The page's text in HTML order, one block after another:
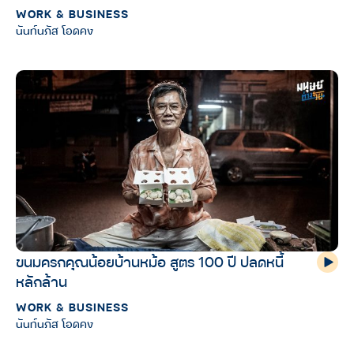
WORK & BUSINESS
นันท์นภัส โอดคง
ขนมครกคุณน้อยบ้านหม้อ สูตร 100 ปี ปลดหนี้
หลักล้าน
WORK & BUSINESS
นันท์นภัส โอดคง